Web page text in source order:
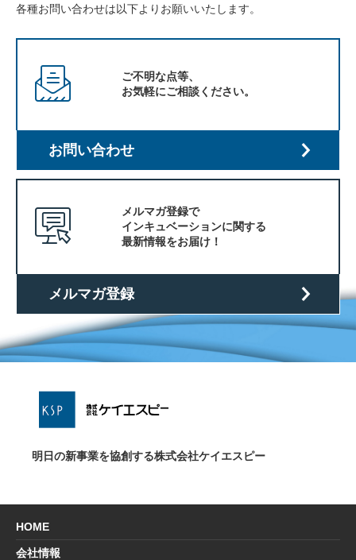
入
業
資
先
企
ワー
ク企
業
各種お問い合わせは以下よりお願いいたします。
ご不明な点等、
お気軽にご相談ください。
お問い合わせ
メルマガ登録で
インキュベーションに関する
最新情報をお届け！
メルマガ登録
明日の新事業を協創する株式会社ケイエスピー
HOME
会社情報